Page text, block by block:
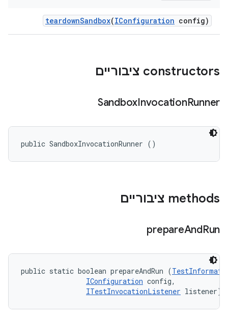
teardownSandbox(IConfiguration config)
‫constructors ציבוריים
SandboxInvocationRunner
public SandboxInvocationRunner ()
‫methods ציבוריים
prepareAndRun
public static boolean prepareAndRun (
IConfiguration config,
ITestInvocationListener listener)